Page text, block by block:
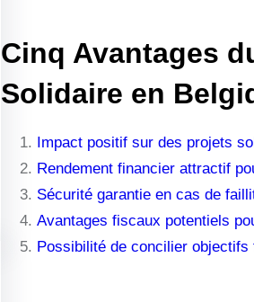
Cinq Avantages
Solidaire en
Impact positif sur des projets
Rendement financier attractif
Sécurité garantie en cas de
Avantages fiscaux potentiels
Possibilité de concilier